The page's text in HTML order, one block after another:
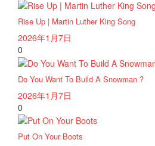
Rise Up | Martin Luther King Song
2026年1月7日
0
Do You Want To Build A Snowman ?
2026年1月7日
0
Put On Your Boots